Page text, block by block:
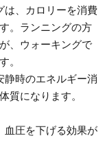
は、カロリーを消費
。ランニングの方
、ウォーキングで
。
静時のエネルギー消
質になります。
血圧を下げる効果が